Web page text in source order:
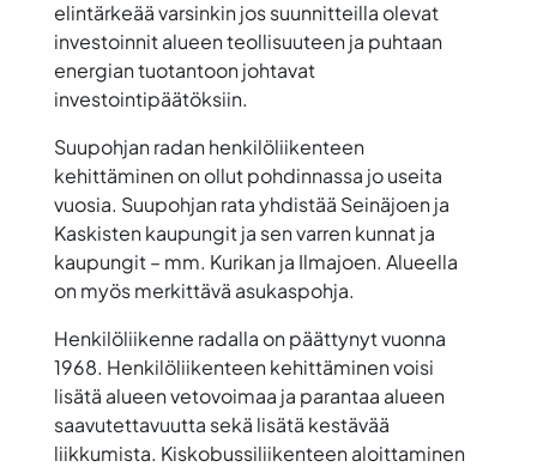
elintärkeää varsinkin jos suunnitteilla olevat
investoinnit alueen teollisuuteen ja puhtaan
energian tuotantoon johtavat
investointipäätöksiin.
Suupohjan radan henkilöliikenteen
kehittäminen on ollut pohdinnassa jo useita
vuosia. Suupohjan rata yhdistää Seinäjoen ja
Kaskisten kaupungit ja sen varren kunnat ja
kaupungit – mm. Kurikan ja Ilmajoen. Alueella
on myös merkittävä asukaspohja.
Henkilöliikenne radalla on päättynyt vuonna
1968. Henkilöliikenteen kehittäminen voisi
lisätä alueen vetovoimaa ja parantaa alueen
saavutettavuutta sekä lisätä kestävää
liikkumista. Kiskobussiliikenteen aloittaminen